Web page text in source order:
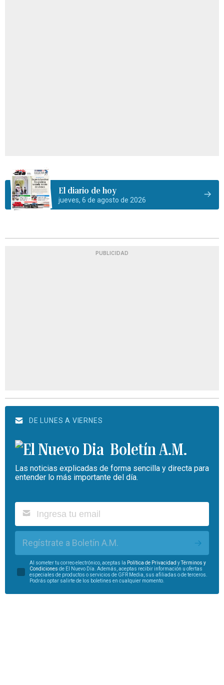
El diario de hoy
jueves, 6 de agosto de 2026
PUBLICIDAD
DE LUNES A VIERNES
Boletín A.M.
Las noticias explicadas de forma sencilla y directa para
entender lo más importante del día.
Regístrate a Boletín A.M.
Al someter tu correo electrónico, aceptas la Política de Privacidad yTérminos y
Condiciones de El Nuevo Día. Además, aceptas recibir información u ofertas
especiales de productos o servicios de GFR Media, sus afiliadas o de terceros.
Podrás optar salirte de los boletines en cualquier momento.